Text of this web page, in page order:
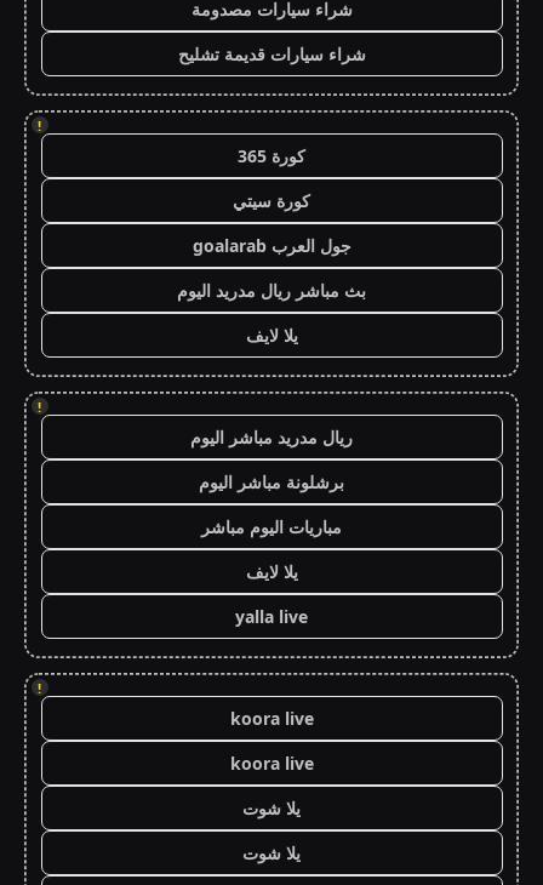
شراء سيارات مصدومة
شراء سيارات قديمة تشليح
!
كورة 365
كورة سيتي
جول العرب goalarab
بث مباشر ريال مدريد اليوم
يلا لايف
!
ريال مدريد مباشر اليوم
برشلونة مباشر اليوم
مباريات اليوم مباشر
يلا لايف
yalla live
!
koora live
koora live
يلا شوت
يلا شوت